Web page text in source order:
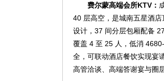
费尔蒙高端会所KTV：
40 层高空，是城南五星酒
设计，37 间分层包厢配备
覆盖 4 至 25 人，低消
全，可联动酒店餐饮实现宴
高管洽谈、高端答谢宴与圈